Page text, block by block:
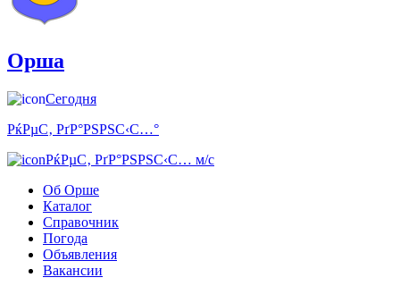
Орша
Сегодня
РќРµС‚ РґР°РЅРЅС‹С…°
РќРµС‚ РґР°РЅРЅС‹С… м/с
Об Орше
Каталог
Справочник
Погода
Объявления
Вакансии